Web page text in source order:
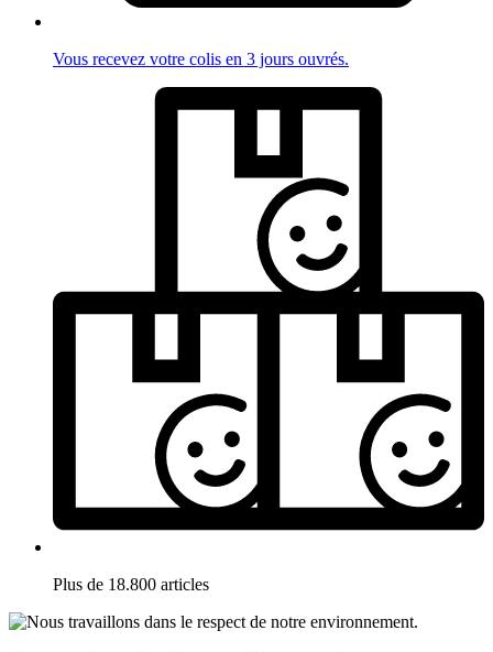
Vous recevez votre colis en 3 jours ouvrés.
Plus de 18.800 articles